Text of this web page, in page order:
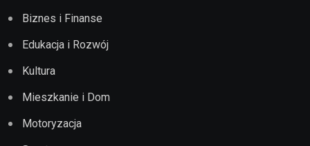
Biznes i Finanse
Edukacja i Rozwój
Kultura
Mieszkanie i Dom
Motoryzacja